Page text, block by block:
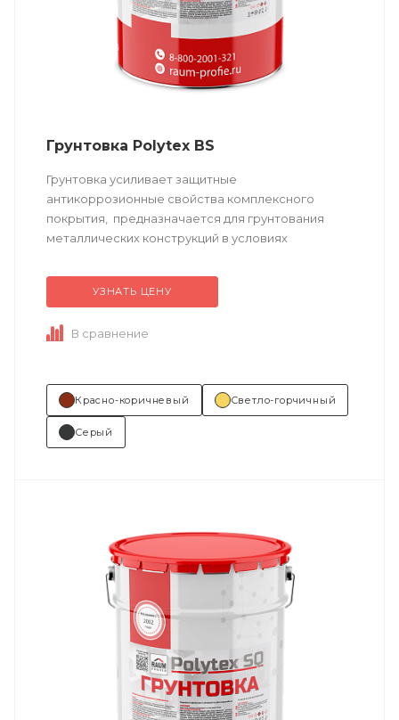
Грунтовка Polytex BS
Грунтовка усиливает защитные
антикоррозионные свойства комплексного
покрытия, предназначается для грунтования
металлических конструкций в условиях
и холодного климатов, ...
УЗНАТЬ ЦЕНУ
В сравнение
Красно-коричневый Светло-горчичный
Серый